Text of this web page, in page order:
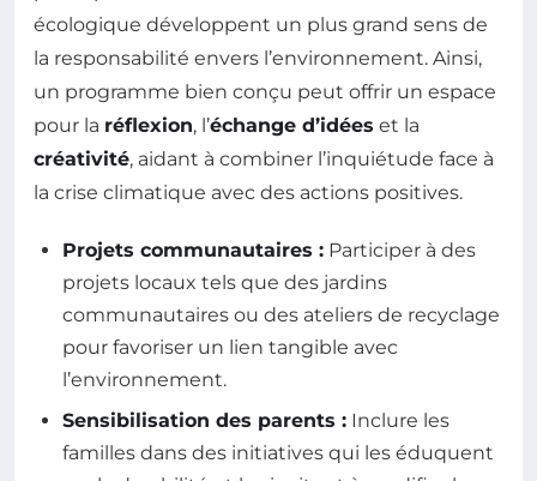
écologique développent un plus grand sens de
la responsabilité envers l’environnement. Ainsi,
un programme bien conçu peut offrir un espace
pour la réflexion, l’échange d’idées et la
créativité, aidant à combiner l’inquiétude face à
la crise climatique avec des actions positives.
Projets communautaires : Participer à des
projets locaux tels que des jardins
communautaires ou des ateliers de recyclage
pour favoriser un lien tangible avec
l’environnement.
Sensibilisation des parents : Inclure les
familles dans des initiatives qui les éduquent